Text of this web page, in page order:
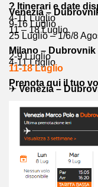
? Itinerari e date
Venezia –
4-11 Luglio
9-16 Luglio
11 – 18 Luglio
25 Luglio – 1/6/8
Milano – Dubrovnik
2-9 Luglio
4-11 Luglio
11-18 Luglio
Prenota qui il tuo
✈Venezia –